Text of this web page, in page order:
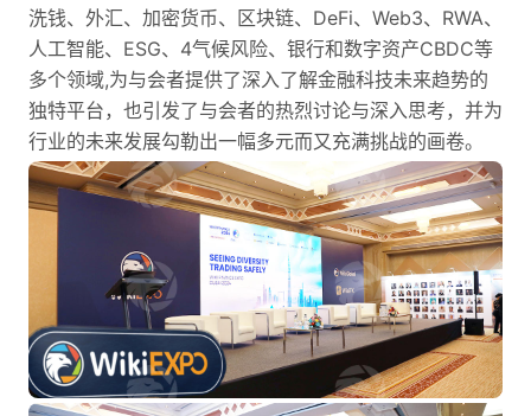
洗钱、外汇、加密货币、区块链、DeFi、Web3、RWA、
人工智能、ESG、4气候风险、银行和数字资产CBDC等
多个领域,为与会者提供了深入了解金融科技未来趋势的
独特平台，也引发了与会者的热烈讨论与深入思考，并为
行业的未来发展勾勒出一幅多元而又充满挑战的画卷。